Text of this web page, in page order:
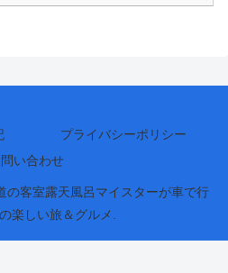
プライバシーポリシー
い合わせ
客室露天風呂マイスターが車で行
楽しい旅＆グルメ.